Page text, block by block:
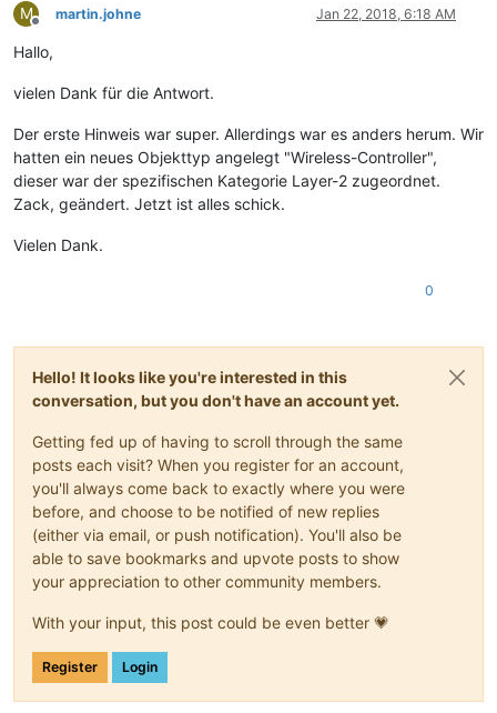
M
Offline
martin.johne Jan 22, 2018, 6:18 AM
Hallo,
vielen Dank für die Antwort.
Der erste Hinweis war super. Allerdings war es anders herum. Wir
hatten ein neues Objekttyp angelegt "Wireless-Controller",
dieser war der spezifischen Kategorie Layer-2 zugeordnet.
Zack, geändert. Jetzt ist alles schick.
Vielen Dank.
0
Hello! It looks like you're interested in this
conversation, but you don't have an account yet.
Getting fed up of having to scroll through the same
posts each visit? When you register for an account,
you'll always come back to exactly where you were
before, and choose to be notified of new replies
(either via email, or push notification). You'll also be
able to save bookmarks and upvote posts to show
your appreciation to other community members.
With your input, this post could be even better 💗
Register Login